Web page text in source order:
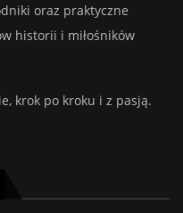
oraz praktyczne
historii i miłośników
krok po kroku i z pasją.